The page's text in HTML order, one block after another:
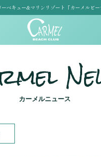
ベキュー&マリンリゾート「カーメルビー
カーメルニュース